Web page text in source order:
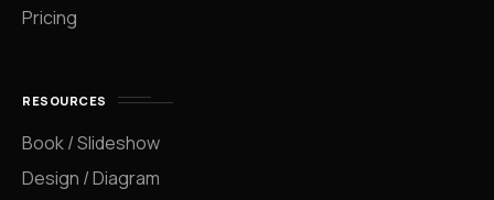
Pricing
RESOURCES
Book / Slideshow
Design / Diagram